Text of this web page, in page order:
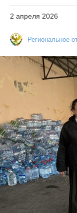
2 апреля 2026
Региональное